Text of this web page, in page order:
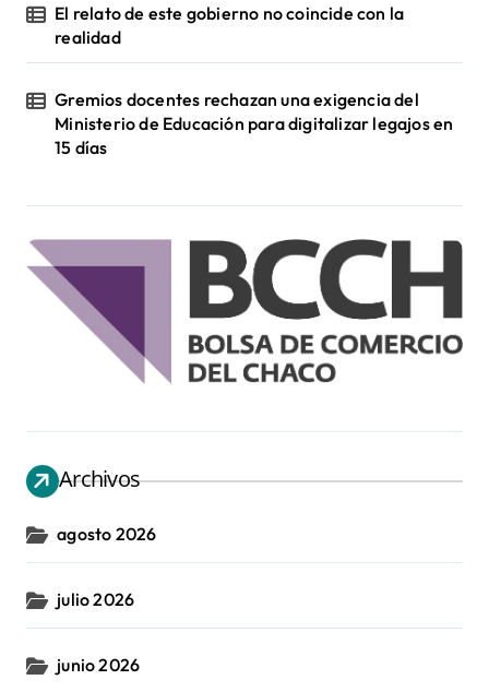
El relato de este gobierno no coincide con la
realidad
Gremios docentes rechazan una exigencia del
Ministerio de Educación para digitalizar legajos en
15 días
Archivos
agosto 2026
julio 2026
junio 2026